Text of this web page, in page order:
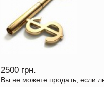
2500 грн.
Вы не можете продать, если